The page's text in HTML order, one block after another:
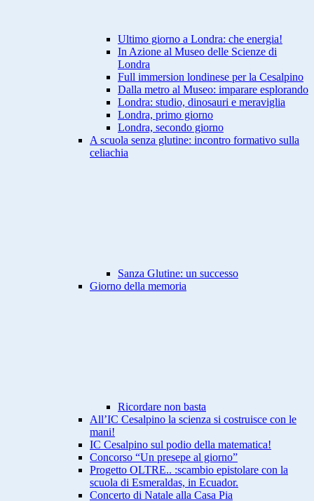
Ultimo giorno a Londra: che energia!
In Azione al Museo delle Scienze di
Londra
Full immersion londinese per la Cesalpino
Dalla metro al Museo: imparare esplorando
Londra: studio, dinosauri e meraviglia
Londra, primo giorno
Londra, secondo giorno
A scuola senza glutine: incontro formativo sulla
celiachia
Sanza Glutine: un successo
Giorno della memoria
Ricordare non basta
All’IC Cesalpino la scienza si costruisce con le
mani!
IC Cesalpino sul podio della matematica!
Concorso “Un presepe al giorno”
Progetto OLTRE.. :scambio epistolare con la
scuola di Esmeraldas, in Ecuador.
Concerto di Natale alla Casa Pia